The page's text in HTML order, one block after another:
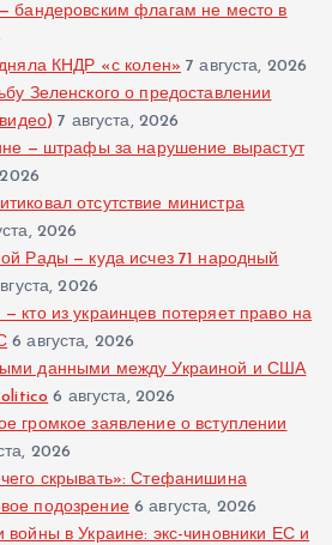
бандеровским флагам не место в
КНДР «с колен» 7 августа, 2026
Зеленского о предоставлении
7 августа, 2026
— штрафы за нарушение вырастут
отсутствие министра
2026
Рады — куда исчез 71 народный
2026
кто из украинцев потеряет право на
6 августа, 2026
данными между Украиной и США
6 августа, 2026
громкое заявление о вступлении
2026
скрывать»: Стефанишина
подозрение 6 августа, 2026
войны в Украине: экс-чиновники ЕС и